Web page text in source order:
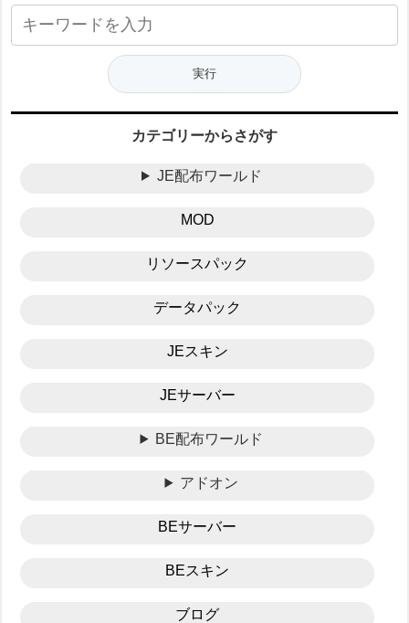
カテゴリーからさがす
JE配布ワールド
MOD
リソースパック
データパック
JEスキン
JEサーバー
BE配布ワールド
アドオン
BEサーバー
BEスキン
ブログ